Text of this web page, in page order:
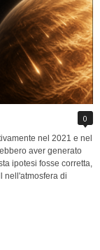
0
nel 2021 e nel
aver generato
ipotesi fosse corretta,
nell'atmosfera di